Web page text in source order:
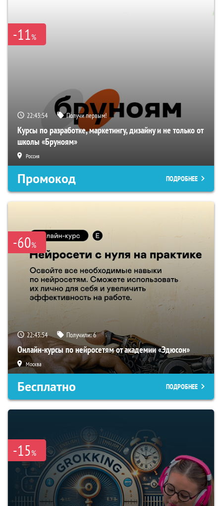
-11%
22:43:53 Получи первым!
Курсы по разработке, маркетингу, дизайну и не только от
школы «Бруноям»
Россия
Промокод ПОДРОБНЕЕ
-60%
22:43:53 Получили:6
Онлайн-курсы по нейросетям от академии «Эдюсон»
Москва
Бесплатно ПОДРОБНЕЕ
-15%